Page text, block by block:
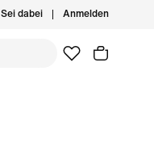
Sei dabei Anmelden